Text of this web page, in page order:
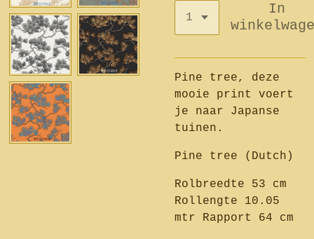
In
Pine tree, deze
mooie print voert
je naar Japanse
tuinen.
Pine tree (Dutch)
Rolbreedte 53 cm
Rollengte 10.05
mtr Rapport 64 cm